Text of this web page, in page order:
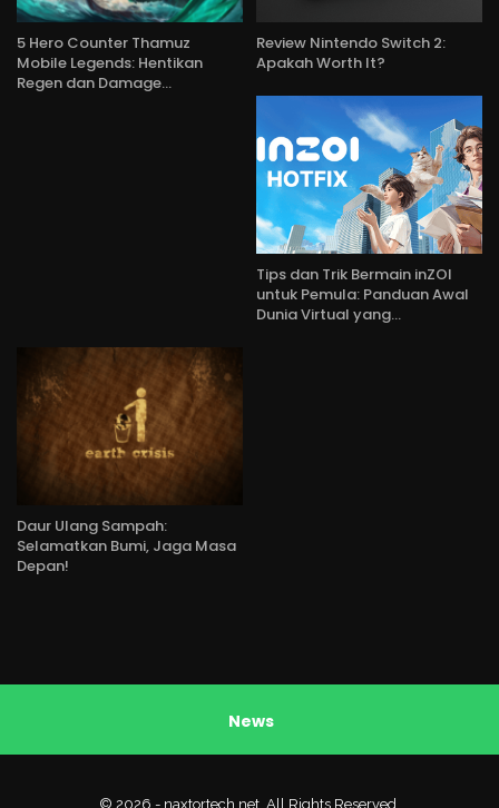
5 Hero Counter Thamuz
Mobile Legends: Hentikan
Regen dan Damage…
Review Nintendo Switch 2:
Apakah Worth It?
Tips dan Trik Bermain inZOI
untuk Pemula: Panduan Awal
Dunia Virtual yang…
Daur Ulang Sampah:
Selamatkan Bumi, Jaga Masa
Depan!
News
© 2026 - naxtortech.net. All Rights Reserved.